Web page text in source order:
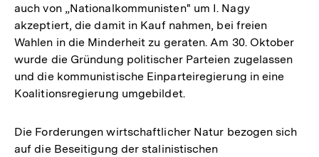
auch von „Nationalkommunisten" um I. Nagy
akzeptiert, die damit in Kauf nahmen, bei freien
Wahlen in die Minderheit zu geraten. Am 30. Oktober
wurde die Gründung politischer Parteien zugelassen
und die kommunistische Einparteiregierung in eine
Koalitionsregierung umgebildet.
Die Forderungen wirtschaftlicher Natur bezogen sich
auf die Beseitigung der stalinistischen